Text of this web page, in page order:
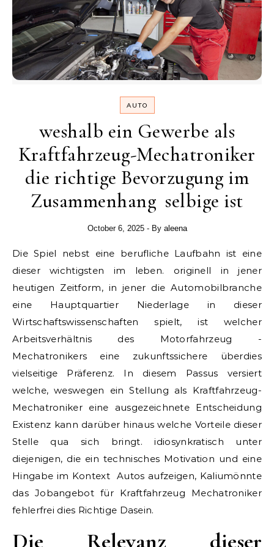
AUTO
weshalb ein Gewerbe als
Kraftfahrzeug-Mechatroniker
die richtige Bevorzugung im
Zusammenhang selbige ist
October 6, 2025 - By aleena
Die Spiel nebst eine berufliche Laufbahn ist eine
dieser wichtigsten im leben. originell in jener
heutigen Zeitform, in jener die Automobilbranche
eine Hauptquartier Niederlage in dieser
Wirtschaftswissenschaften spielt, ist welcher
Arbeitsverhältnis des Motorfahrzeug -
Mechatronikers eine zukunftssichere überdies
vielseitige Präferenz. In diesem Passus versiert
welche, weswegen ein Stellung als Kraftfahrzeug-
Mechatroniker eine ausgezeichnete Entscheidung
Existenz kann darüber hinaus welche Vorteile dieser
Stelle qua sich bringt. idiosynkratisch unter
diejenigen, die ein technisches Motivation und eine
Hingabe im Kontext Autos aufzeigen, Kaliumönnte
das Jobangebot für Kraftfahrzeug Mechatroniker
fehlerfrei dies Richtige Dasein.
Die Relevanz dieser